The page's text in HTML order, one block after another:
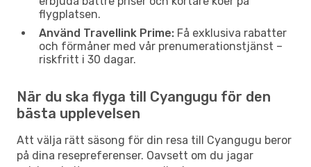
flygplatsen.
Använd Travellink Prime: Få exklusiva rabatter
och förmåner med vår prenumerationstjänst –
riskfritt i 30 dagar.
När du ska flyga till Cyangugu för den
bästa upplevelsen
Att välja rätt säsong för din resa till Cyangugu beror
på dina resepreferenser. Oavsett om du jagar